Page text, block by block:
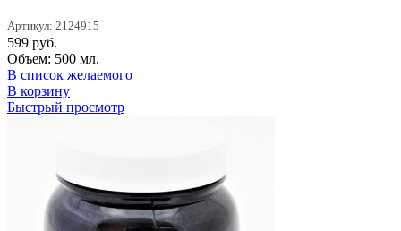
Артикул: 2124915
599 руб.
Объем: 500 мл.
В список желаемого
В корзину
Быстрый просмотр